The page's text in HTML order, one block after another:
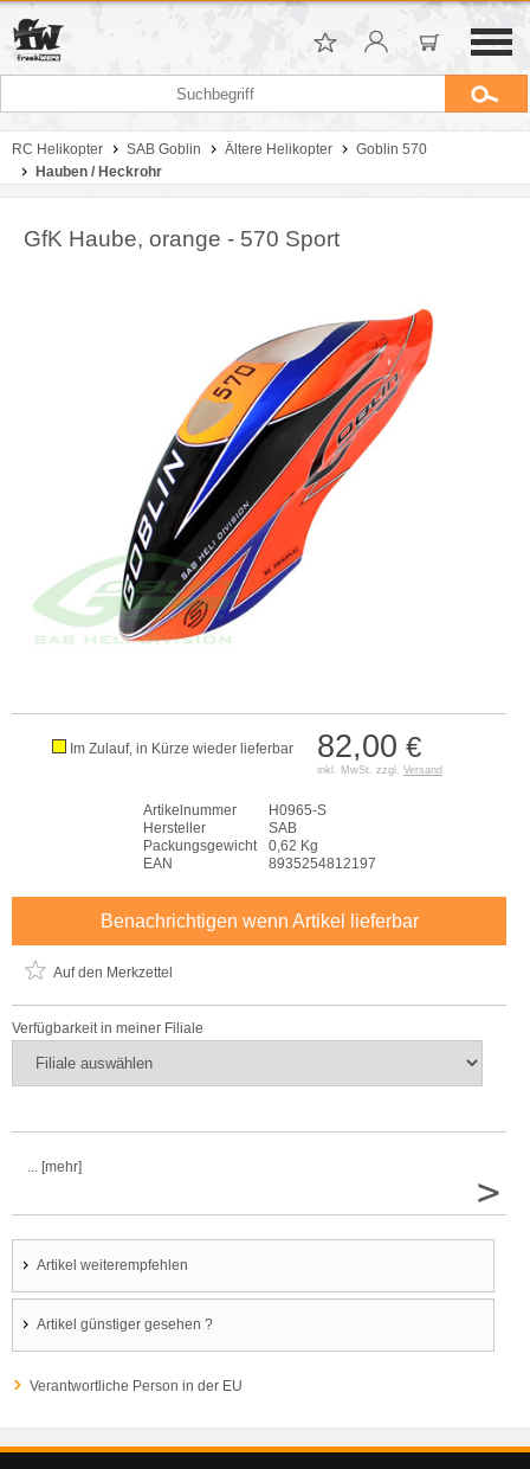
RC Helikopter SAB Goblin Ältere Helikopter
Goblin 570
Hauben / Heckrohr
GfK Haube, orange - 570 Sport
82,00 €
inkl. MwSt. zzgl. Versand
Im Zulauf, in Kürze wieder lieferbar
Artikelnummer
H0965-S
Hersteller
SAB
Packungsgewicht
0,62 Kg
EAN
8935254812197
Benachrichtigen wenn Artikel lieferbar
Auf den Merkzettel
Verfügbarkeit in meiner Filiale
... [mehr]
>
Artikel weiterempfehlen
Artikel günstiger gesehen ?
Verantwortliche Person in der EU